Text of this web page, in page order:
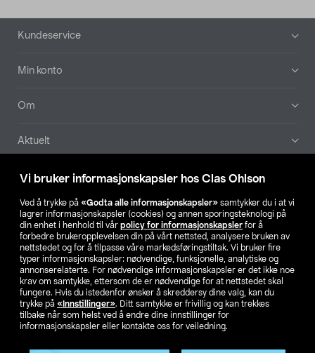
Vi bruker informasjonskapsler hos Clas Ohlson
Ved å trykke på «Godta alle informasjonskapsler» samtykker du i at vi
lagrer informasjonskapsler (cookies) og annen sporingsteknologi på
din enhet i henhold til vår policy for informasjonskapsler for å
forbedre brukeropplevelsen din på vårt nettsted, analysere bruken av
nettstedet og for å tilpasse våre markedsføringstiltak. Vi bruker fire
typer informasjonskapsler: nødvendige, funksjonelle, analytiske og
annonserelaterte. For nødvendige informasjonskapsler er det ikke noe
krav om samtykke, ettersom de er nødvendige for at nettstedet skal
fungere. Hvis du istedenfor ønsker å skreddersy dine valg, kan du
trykke på «Innstillinger». Ditt samtykke er frivillig og kan trekkes
tilbake når som helst ved å endre dine innstillinger for
informasjonskapsler eller kontakte oss for veiledning.
Bunntekst
Kundeservice
Min konto
Om
Aktuelt
Våre selskaper
Finn din butikk
SE NO FI